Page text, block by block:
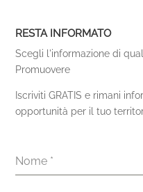
RESTA INFORMATO
Scegli l'informazione di
Promuovere
Iscriviti GRATIS e rimani
opportunità per il tuo
Nome *